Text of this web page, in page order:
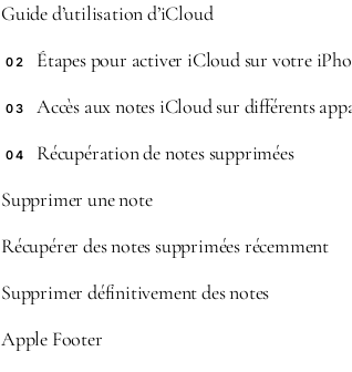
Guide d’utilisation d’iCloud
02 Étapes pour activer iCloud sur votre
03 Accès aux notes iCloud sur différents
04 Récupération de notes supprimées
Supprimer une note
Récupérer des notes supprimées récemment
Supprimer définitivement des notes
Apple Footer